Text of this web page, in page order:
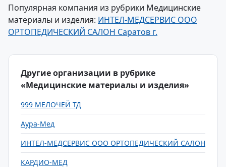
Популярная компания из рубрики Медицинские
материалы и изделия: ИНТЕЛ-МЕДСЕРВИС ООО
ОРТОПЕДИЧЕСКИЙ САЛОН Саратов г.
Другие организации в рубрике
«Медицинские материалы и изделия»
999 МЕЛОЧЕЙ ТД
Аура-Мед
ИНТЕЛ-МЕДСЕРВИС ООО ОРТОПЕДИЧЕСКИЙ САЛОН
КАРДИО-МЕД